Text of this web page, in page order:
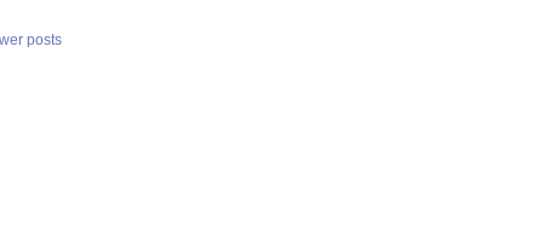
posts